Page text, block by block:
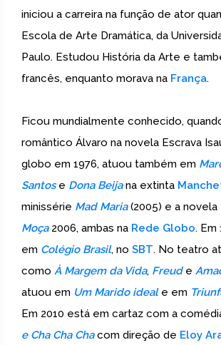
iniciou a carreira na função de ator
Escola de Arte Dramática, da
Paulo. Estudou História da Arte e
francês, enquanto morava na França.
Ficou mundialmente conhecido,
romântico Álvaro na novela Escrava
globo em 1976, atuou também em
Santose Dona Beijana extinta
minissérie Mad Maria(2005) e a novela
Moça2006, ambas na Rede Globo. Em
em Colégio Brasil, no SBT. No teatro
como À Margem da Vida, Freude
atuou em Um Marido ideale em
Em 2010 está em cartaz com a
e Cha Cha Chacom direção de Eloy